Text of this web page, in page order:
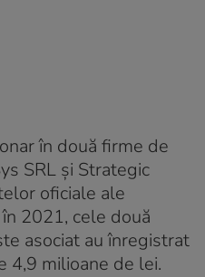
în două firme de
SRL și Strategic
oficiale ale
2021, cele două
asociat au înregistrat
4,9 milioane de lei.